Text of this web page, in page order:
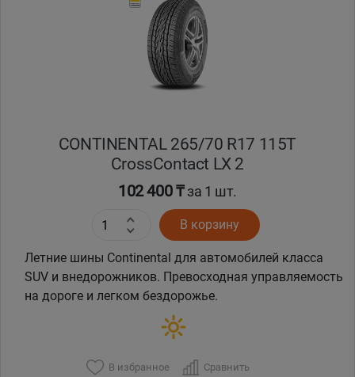
CONTINENTAL 265/70 R17 115T
CrossContact LX 2
102 400 ₸за 1 шт.
В корзину
Летние шины Continental для автомобилей класса
SUV и внедорожников. Превосходная управляемость
на дороге и легком бездорожье.
В избранное Сравнить
Павлодар
Талдыкорган